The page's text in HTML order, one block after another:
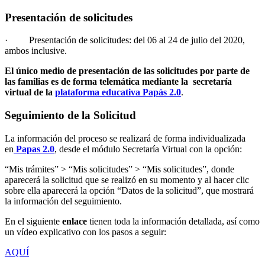
Presentación de solicitudes
· Presentación de solicitudes: del 06 al 24 de julio del 2020,
ambos inclusive.
El único medio de presentación de las solicitudes por parte de
las familias es de forma telemática mediante la secretaría
virtual de la plataforma educativa Papás 2.0.
Seguimiento de la Solicitud
La información del proceso se realizará de forma individualizada
en Papas 2.0, desde el módulo Secretaría Virtual con la opción:
“Mis trámites” > “Mis solicitudes” > “Mis solicitudes”, donde
aparecerá la solicitud que se realizó en su momento y al hacer clic
sobre ella aparecerá la opción “Datos de la solicitud”, que mostrará
la información del seguimiento.
En el siguiente enlace tienen toda la información detallada, así como
un vídeo explicativo con los pasos a seguir:
AQUÍ